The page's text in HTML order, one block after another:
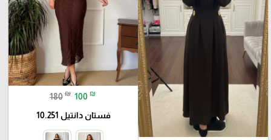
180 ₪ 100 ₪
فستان دانتيل 10.251